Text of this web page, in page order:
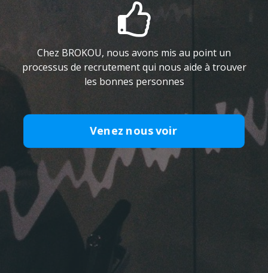

Chez BROKOU, nous avons mis au point un
processus de recrutement qui nous aide à trouver
les bonnes personnes
Venez nous voir